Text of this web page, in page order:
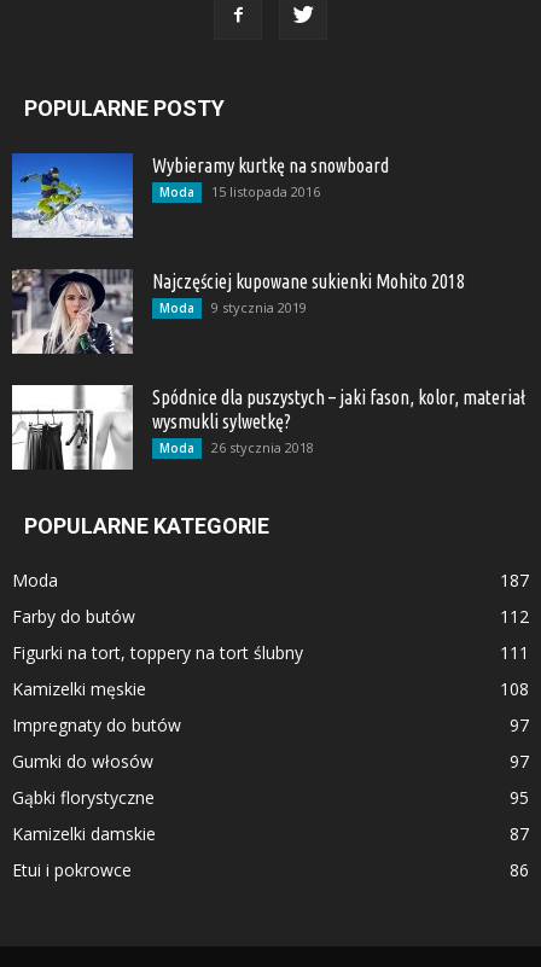
POPULARNE POSTY
Wybieramy kurtkę na snowboard
Moda 15 listopada 2016
Najczęściej kupowane sukienki Mohito 2018
Moda 9 stycznia 2019
Spódnice dla puszystych – jaki fason, kolor, materiał
wysmukli sylwetkę?
Moda 26 stycznia 2018
POPULARNE KATEGORIE
Moda
187
Farby do butów
112
Figurki na tort, toppery na tort ślubny
111
Kamizelki męskie
108
Impregnaty do butów
97
Gumki do włosów
97
Gąbki florystyczne
95
Kamizelki damskie
87
Etui i pokrowce
86